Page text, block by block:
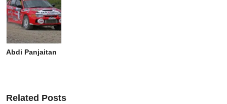
Abdi Panjaitan
Related Posts